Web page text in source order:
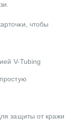
чтобы
V-Tubing
защиты от кражи